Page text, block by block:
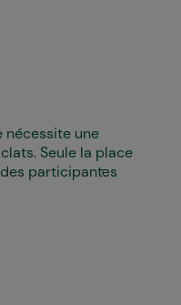
nécessite une
Seule la place
participant·es